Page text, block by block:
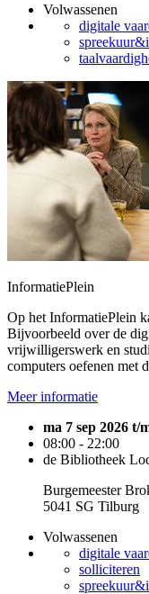
Volwassenen
digitale
InformatiePlein
Op het InformatiePlein
Bijvoorbeeld over de
vrijwilligerswerk en
computers oefenen met
Meer informatie
ma 7 sep 2026 t/
08:00 - 22:00
de Bibliotheek
Burgemeester
5041 SG Tilburg
Volwassenen
digitale
solliciteren